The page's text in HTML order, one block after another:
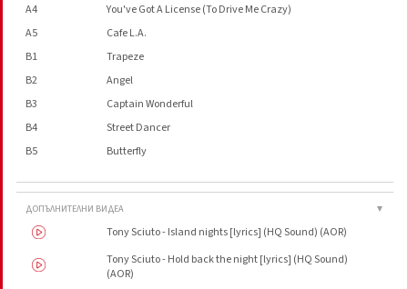
A4
You've Got A License (To Drive Me Crazy)
A5
Cafe L.A.
B1
Trapeze
B2
Angel
B3
Captain Wonderful
B4
Street Dancer
B5
Butterfly
ДОПЪЛНИТЕЛНИ ВИДЕА ▼
Tony Sciuto - Island nights [lyrics] (HQ Sound) (AOR)
Tony Sciuto - Hold back the night [lyrics] (HQ Sound)
(AOR)